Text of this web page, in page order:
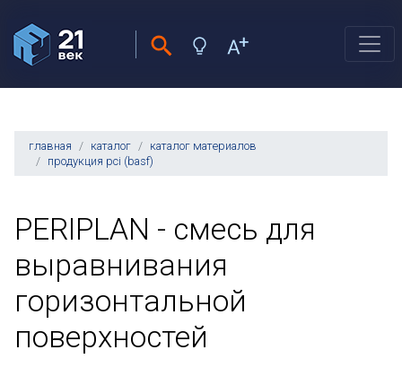
главная каталог
каталог материалов
продукция pci (basf)
PERIPLAN - смесь для
выравнивания
горизонтальной
поверхностей